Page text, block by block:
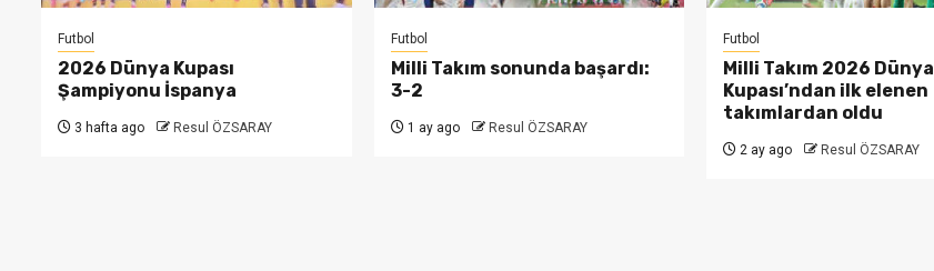
Futbol
2026 Dünya Kupası
Şampiyonu İspanya
3 hafta ago Resul ÖZSARAY
Futbol
Milli Takım sonunda başardı:
3-2
1 ay ago Resul ÖZSARAY
Futbol
Milli Takım 2026 Dünya
Kupası’ndan ilk elenen
takımlardan oldu
2 ay ago Resul ÖZSARAY